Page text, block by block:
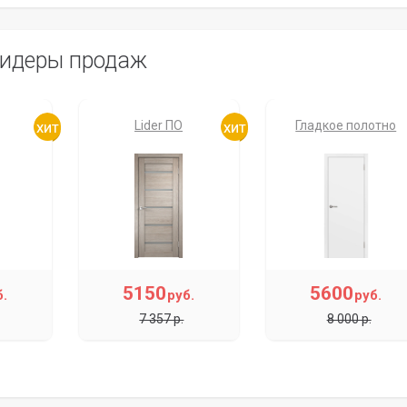
продаж
Lider ПО
5150руб.
7 357 р.
Гладкое полотно
5600руб.
8 000 р.